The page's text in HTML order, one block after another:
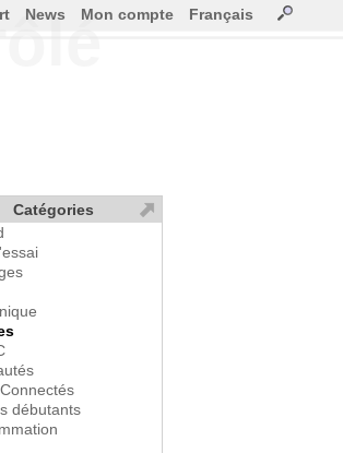
News Mon compte Français
Catégories
débutants